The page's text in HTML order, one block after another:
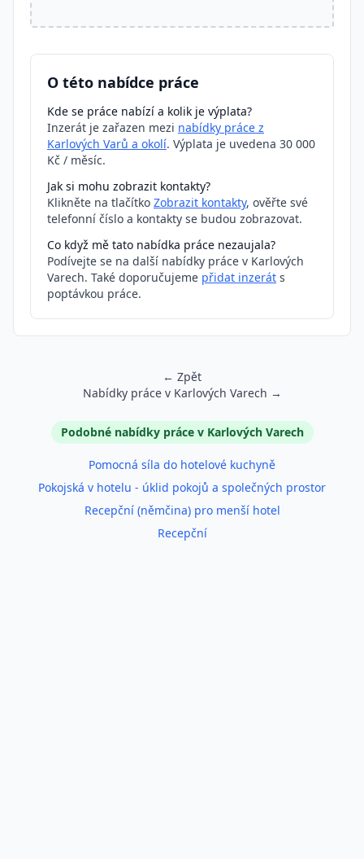
O této nabídce práce
Kde se práce nabízí a kolik je výplata?
Inzerát je zařazen mezi nabídky práce z
Karlových Varů a okolí. Výplata je uvedena 30 000
Kč / měsíc.
Jak si mohu zobrazit kontakty?
Klikněte na tlačítko Zobrazit kontakty, ověřte své
telefonní číslo a kontakty se budou zobrazovat.
Co když mě tato nabídka práce nezaujala?
Podívejte se na další nabídky práce v Karlových
Varech. Také doporučujeme přidat inzerát s
poptávkou práce.
← Zpět
Nabídky práce v Karlových Varech →
Podobné inzeráty
Podobné nabídky práce v Karlových Varech
Pomocná síla do hotelové kuchyně
Pokojská v hotelu - úklid pokojů a společných prostor
Recepční (němčina) pro menší hotel
Recepční